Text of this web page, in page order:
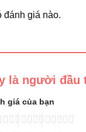
đánh giá nào.
là người đầu
giá của bạn